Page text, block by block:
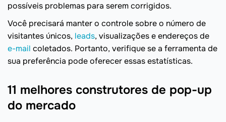
possíveis problemas para serem corrigidos.
Você precisará manter o controle sobre o número de
visitantes únicos, leads, visualizações e endereços de
e-mail coletados. Portanto, verifique se a ferramenta de
sua preferência pode oferecer essas estatísticas.
11 melhores construtores de pop-up
do mercado